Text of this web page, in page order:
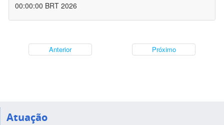
00:00:00 BRT 2026
Anterior Próximo
Atuação